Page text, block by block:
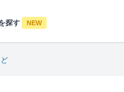
探す NEW